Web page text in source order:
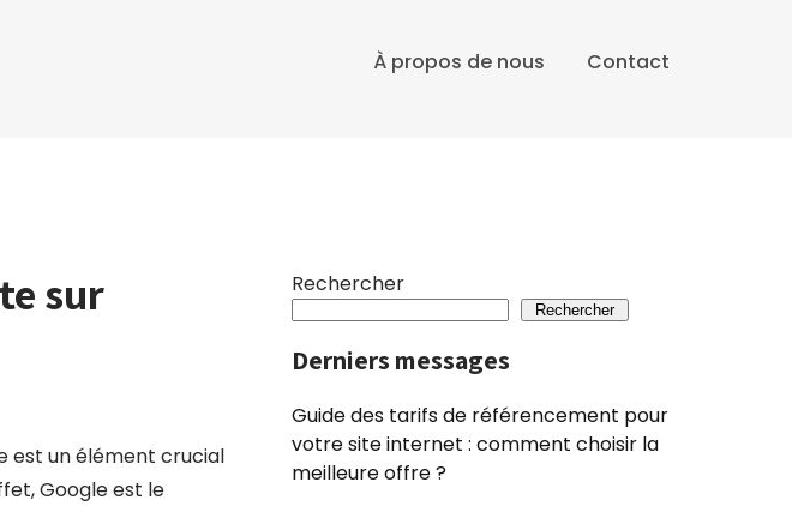
À propos de nous Contact
sur
est un élément crucial
Google est le
Rechercher
Rechercher
Derniers messages
Guide des tarifs de référencement pour
votre site internet : comment choisir la
meilleure offre ?